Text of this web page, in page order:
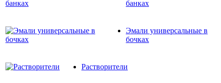
банках
Эмали универсальные в
бочках
Растворители